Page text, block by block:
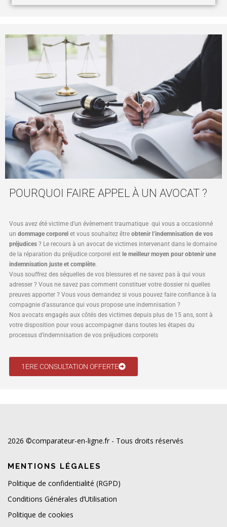
POURQUOI FAIRE APPEL À UN AVOCAT ?
Vous avez été victime d’un évènement traumatique qui vous a occasionné
un dommage corporel et vous souhaitez être obtenir l’indemnisation de vos
préjudices ? Le recours à un avocat de victimes intervenant dans le domaine
de la réparation du préjudice corporel est le meilleur moyen pour obtenir une
indemnisation juste et complète.
Vous souffrez des séquelles de vos blessures et ne savez pas à qui vous
adresser ? Vous ne savez pas comment constituer votre dossier ni quelles
preuves apporter ? Vous vous demandez si vous pouvez faire confiance à la
compagnie d’assurance qui vous propose une indemnisation ?
Nos avocats engagés aux côtés des victimes depuis plus de 15 ans, sont à
votre disposition pour vous accompagner dans toutes les étapes du
processus d’indemnisation de vos préjudices corporels
1ERE CONSULTATION OFFERTE
2026 ©comparateur-en-ligne.fr - Tous droits réservés
MENTIONS LÉGALES
Politique de confidentialité (RGPD)
Conditions Générales d’Utilisation
Politique de cookies